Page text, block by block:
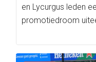
en Lycurgus leden
promotiedroom